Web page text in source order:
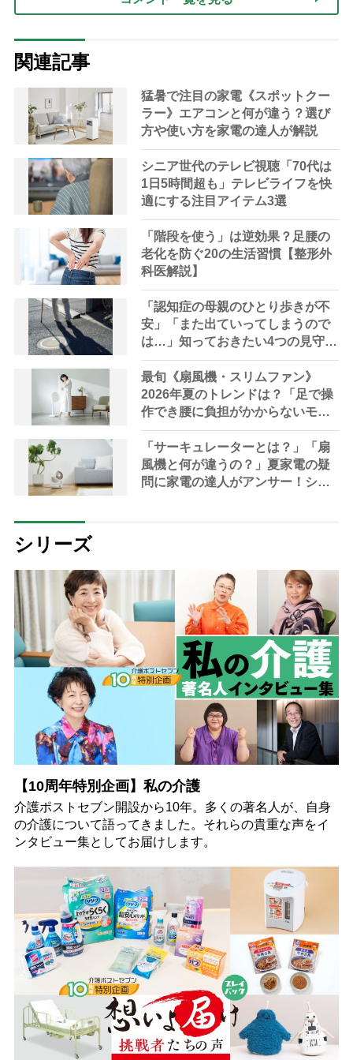
関連記事
猛暑で注目の家電《スポットクー
ラー》エアコンと何が違う？選び
方や使い方を家電の達人が解説
シニア世代のテレビ視聴「70代は
1日5時間超も」テレビライフを快
適にする注目アイテム3選
「階段を使う」は逆効果？足腰の
老化を防ぐ20の生活習慣【整形外
科医解説】
「認知症の母親のひとり歩きが不
安」「また出ていってしまうので
は…」知っておきたい4つの見守り
方法やサービスを専門家が解説
最旬《扇風機・スリムファン》
2026年夏のトレンドは？「足で操
作でき腰に負担がかからないモデ
ルも」【家電の達人が解説】
「サーキュレーターとは？」「扇
風機と何が違うの？」夏家電の疑
問に家電の達人がアンサー！シニ
シリーズ
【10周年特別企画】私の介護
介護ポストセブン開設から10年。多くの著名人が、自身
の介護について語ってきました。それらの貴重な声をイ
ンタビュー集としてお届けします。